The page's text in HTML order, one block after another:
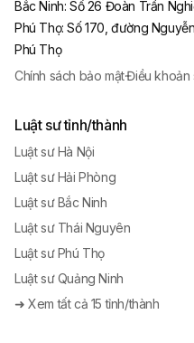
Bắc Ninh:Số 26 Đoàn Trần
Phú Thọ:Số 170, đường
Phú Thọ
Chính sách bảo mật·Điều khoản
Luật sư tỉnh/thành
Luật sư Hà Nội
Luật sư Hải Phòng
Luật sư Bắc Ninh
Luật sư Thái Nguyên
Luật sư Phú Thọ
Luật sư Quảng Ninh
➜ Xem tất cả 15 tỉnh/thành